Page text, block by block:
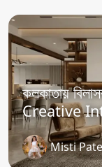
কলকাতায়
Creative
Misti